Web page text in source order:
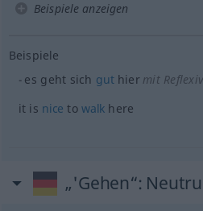
Beispiele anzeigen
Beispiele
es geht sich guthier mit
it is nice to walk here
„'Gehen“: